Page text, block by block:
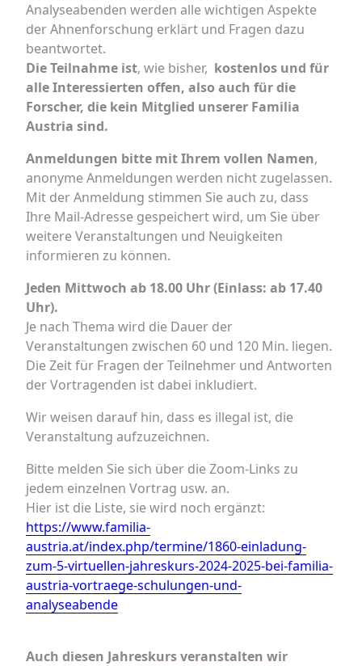
Analyseabenden werden alle wichtigen Aspekte
der Ahnenforschung erklärt und Fragen dazu
beantwortet.
Die Teilnahme ist, wie bisher, kostenlos und für
alle Interessierten offen, also auch für die
Forscher, die kein Mitglied unserer Familia
Austria sind.
Anmeldungen bitte mit Ihrem vollen Namen,
anonyme Anmeldungen werden nicht zugelassen.
Mit der Anmeldung stimmen Sie auch zu, dass
Ihre Mail-Adresse gespeichert wird, um Sie über
weitere Veranstaltungen und Neuigkeiten
informieren zu können.
Jeden Mittwoch ab 18.00 Uhr (Einlass: ab 17.40
Uhr).
Je nach Thema wird die Dauer der
Veranstaltungen zwischen 60 und 120 Min. liegen.
Die Zeit für Fragen der Teilnehmer und Antworten
der Vortragenden ist dabei inkludiert.
Wir weisen darauf hin, dass es illegal ist, die
Veranstaltung aufzuzeichnen.
Bitte melden Sie sich über die Zoom-Links zu
jedem einzelnen Vortrag usw. an.
Hier ist die Liste, sie wird noch ergänzt:
https://www.familia-
austria.at/index.php/termine/1860-einladung-
zum-5-virtuellen-jahreskurs-2024-2025-bei-familia-
austria-vortraege-schulungen-und-
analyseabende
Auch diesen Jahreskurs veranstalten wir